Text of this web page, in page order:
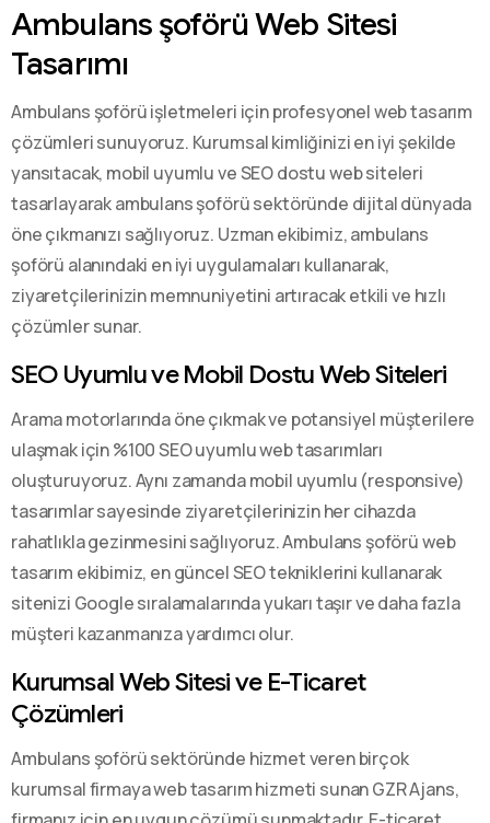
Ambulans şoförü Web Sitesi
Tasarımı
Ambulans şoförü işletmeleri için profesyonel web tasarım
çözümleri sunuyoruz. Kurumsal kimliğinizi en iyi şekilde
yansıtacak, mobil uyumlu ve SEO dostu web siteleri
tasarlayarak ambulans şoförü sektöründe dijital dünyada
öne çıkmanızı sağlıyoruz. Uzman ekibimiz, ambulans
şoförü alanındaki en iyi uygulamaları kullanarak,
ziyaretçilerinizin memnuniyetini artıracak etkili ve hızlı
çözümler sunar.
SEO Uyumlu ve Mobil Dostu Web Siteleri
Arama motorlarında öne çıkmak ve potansiyel müşterilere
ulaşmak için %100 SEO uyumlu web tasarımları
oluşturuyoruz. Aynı zamanda mobil uyumlu (responsive)
tasarımlar sayesinde ziyaretçilerinizin her cihazda
rahatlıkla gezinmesini sağlıyoruz. Ambulans şoförü web
tasarım ekibimiz, en güncel SEO tekniklerini kullanarak
sitenizi Google sıralamalarında yukarı taşır ve daha fazla
müşteri kazanmanıza yardımcı olur.
Kurumsal Web Sitesi ve E-Ticaret
Çözümleri
Ambulans şoförü sektöründe hizmet veren birçok
kurumsal firmaya web tasarım hizmeti sunan GZR Ajans,